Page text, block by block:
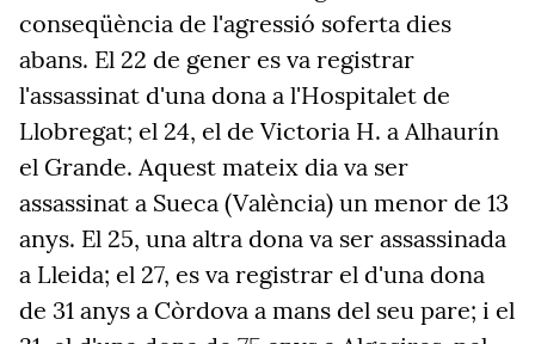
conseqüència de l'agressió soferta dies
abans. El 22 de gener es va registrar
l'assassinat d'una dona a l'Hospitalet de
Llobregat; el 24, el de Victoria H. a Alhaurín
el Grande. Aquest mateix dia va ser
assassinat a Sueca (València) un menor de 13
anys. El 25, una altra dona va ser assassinada
a Lleida; el 27, es va registrar el d'una dona
de 31 anys a Còrdova a mans del seu pare; i el